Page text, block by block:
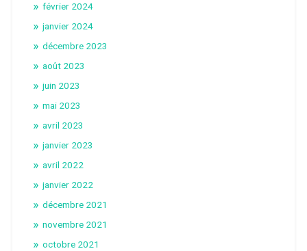
février 2024
janvier 2024
décembre 2023
août 2023
juin 2023
mai 2023
avril 2023
janvier 2023
avril 2022
janvier 2022
décembre 2021
novembre 2021
octobre 2021